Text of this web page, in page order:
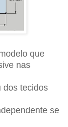
que
nas
dos tecidos
se